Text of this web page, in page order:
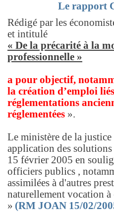
Le rapport
Rédigé par les
et intitulé
« De la précarité à la
professionnelle »
a pour objectif,
la création d’emploi
réglementations
réglementées ».
Le ministère de la
application des solutions
15 février 2005 en
officiers publics ,
assimilées à d'autres
naturellement vocation à
» (RM JOAN 15/02/